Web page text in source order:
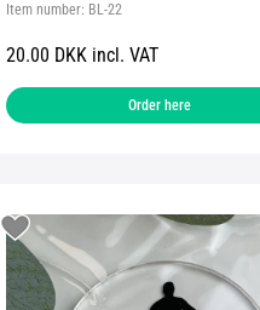
Item number: BL-22
20.00 DKK incl. VAT
Order here